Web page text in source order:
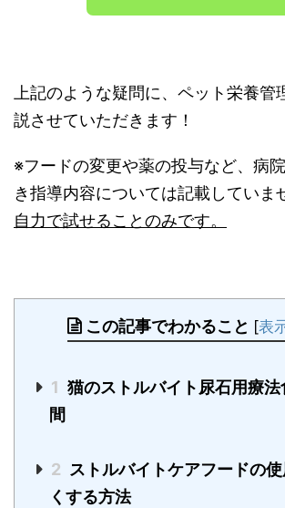
上記のような疑問に、ペット栄養管
説させていただきます！
※フードの変更や薬の投与など、病
き指導内容については記載していま
自力で試せることのみです。
この記事でわかること [表
1 猫のストルバイト尿石用療法
間
2 ストルバイトケアフードの
くする方法